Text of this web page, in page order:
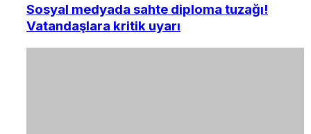
Sosyal medyada sahte diploma tuzağı!
Vatandaşlara kritik uyarı